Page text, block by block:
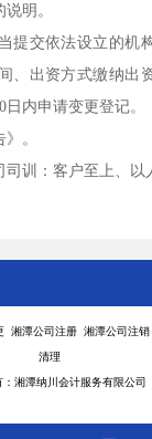
明。
提交依法设立的机
、出资方式缴纳出
内申请变更登记。
。
训：客户至上、以
湘潭公司注册 湘潭公司注
清理
：湘潭纳川会计服务有限公司